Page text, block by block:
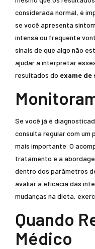
considerada normal, é
se você apresenta
intensa ou frequente
sinais de que algo não
ajudar a interpretar
resultados do exame de
Se você já é
consulta regular com um
mais importante. O
tratamento e a
dentro dos parâmetros
avaliar a eficácia das
mudanças na dieta,
Quando
Médico